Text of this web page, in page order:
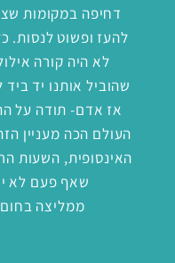
דחיפה במקומות
להעז ופשוט לנסות.
לא היה קורה
שהוביל אותנו יד ביד
אז אדם- תודה על
העולם הכה מעניין
האינסופית, השעות
שאף פעם לא
ממליצה